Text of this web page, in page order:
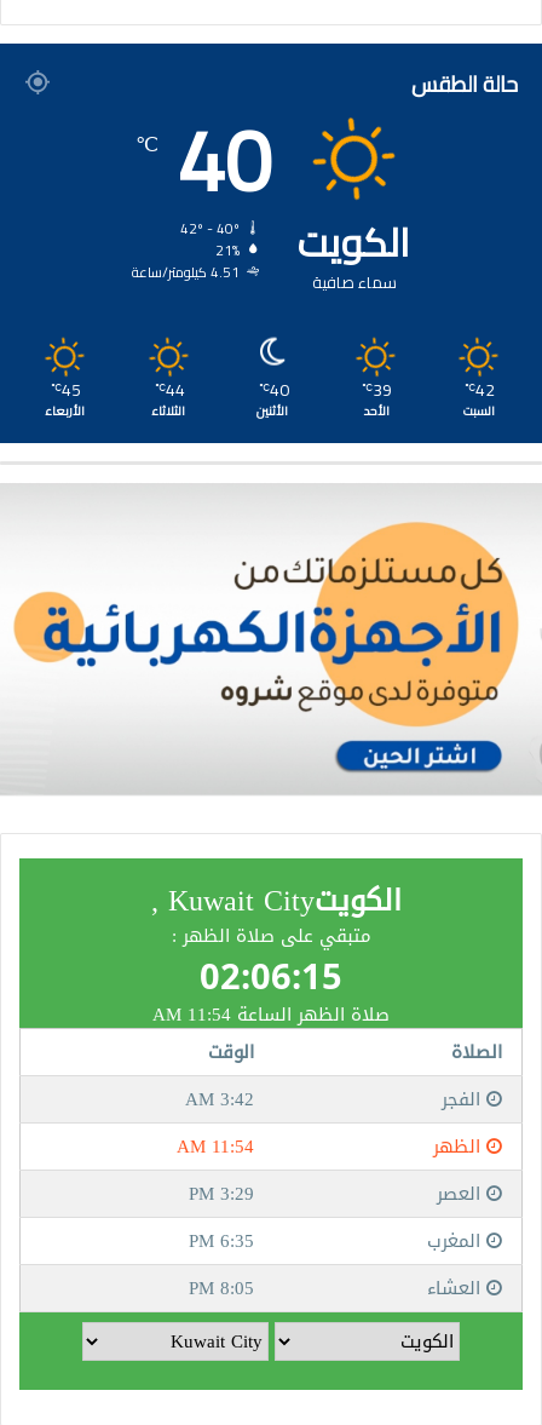
حالة الطقس
الكويت
سماء صافية
40
℃
21%
4.51 كيلومتر/ساعة
42
℃
السبت
39
℃
الأحد
40
℃
الأثنين
44
℃
الثلاثاء
45
℃
الأربعاء